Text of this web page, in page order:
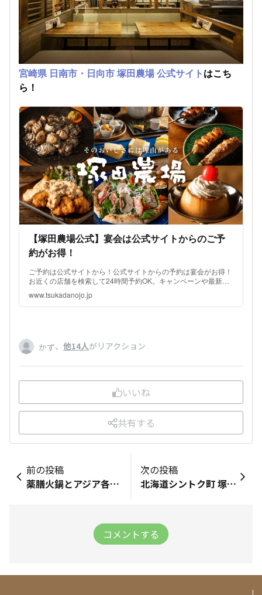
宮崎県 日南市・日向市 塚田農場 公式サイトはこち
ら！
【塚田農場公式】宴会は公式サイトからのご予
約がお得！
ご予約は公式サイトから！公式サイトからの予約は宴会がお得！
お近くの店舗を検索して24時間予約OK。キャンペーンや最新の
www.tsukadanojo.jp
かず、 他14人がリアクション
いいね
共有する
前の投稿
薬膳火鍋とアジア各国の料理「裏の山の木の子🍄」
次の投稿
北海道シントク町 塚田農場
コメントする